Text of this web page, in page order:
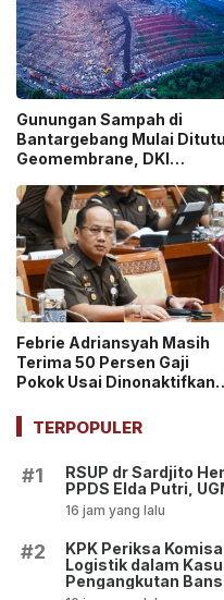
Gunungan Sampah di
Bantargebang Mulai
Geomembrane, DKI
Sistem Open Dumping!
Febrie Adriansyah Masih
Terima 50 Persen Gaji
Pokok Usai Dinonaktifkan
ASN Dihentikan!
TERPOPULER
#1
RSUP dr Sardjito
PPDS Elda Putri,
16 jam yang lalu
#2
KPK Periksa
Logistik dalam
Pengangkutan